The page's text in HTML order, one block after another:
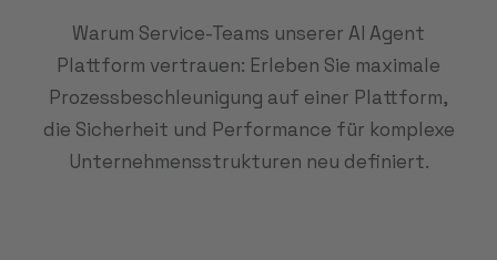
Warum Service-Teams unserer AI Agent
Plattform vertrauen: Erleben Sie maximale
Prozessbeschleunigung auf einer Plattform,
die Sicherheit und Performance für komplexe
Unternehmensstrukturen neu definiert.